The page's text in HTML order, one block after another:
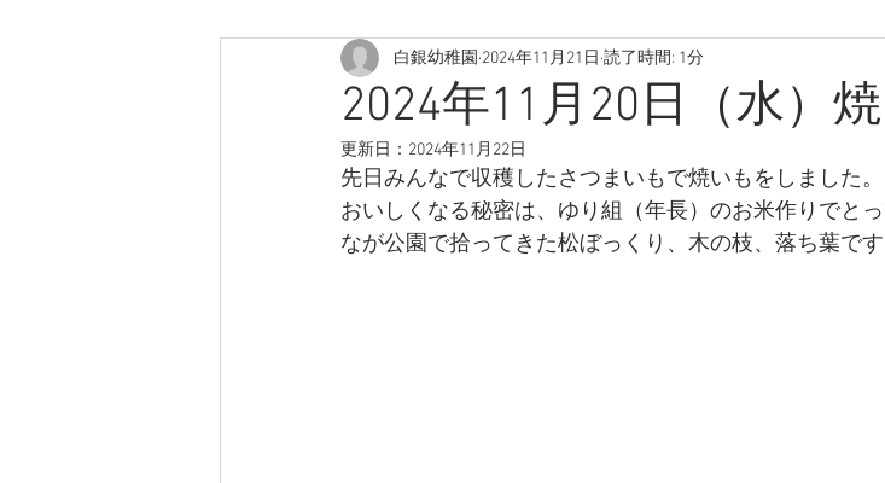
2024年11月20日（水）
白銀幼稚園 2024年11月21日 読了時間: 1分
更新日： 2024年11月22日
先日みんなで収穫したさつまいもで焼いもをしました。
おいしくなる秘密は、ゆり組（年長）のお米作りでと
なが公園で拾ってきた松ぼっくり、木の枝、落ち葉です